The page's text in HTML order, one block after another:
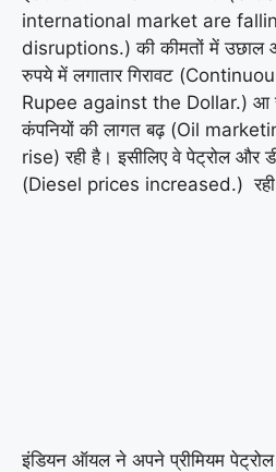
international market are
disruptions.) की कीमतों में उछाल
रुपये में लगातार गिरावट
Rupee against the Dollar.) आ
कंपनियों की लागत बढ़ (Oil
rise) रही है। इसीलिए वे पेट्रोल और
(Diesel prices increased.) रही
इंडियन ऑयल ने अपने प्रीमियम